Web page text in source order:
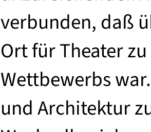
verbunden, daß
Ort für Theater
Wettbewerbs
und Architektur